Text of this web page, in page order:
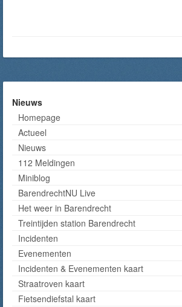
Nieuws
Homepage
Actueel
Nieuws
112 Meldingen
Miniblog
BarendrechtNU Live
Het weer in Barendrecht
Treintijden station Barendrecht
Incidenten
Evenementen
Incidenten & Evenementen kaart
Straatroven kaart
Fietsendiefstal kaart